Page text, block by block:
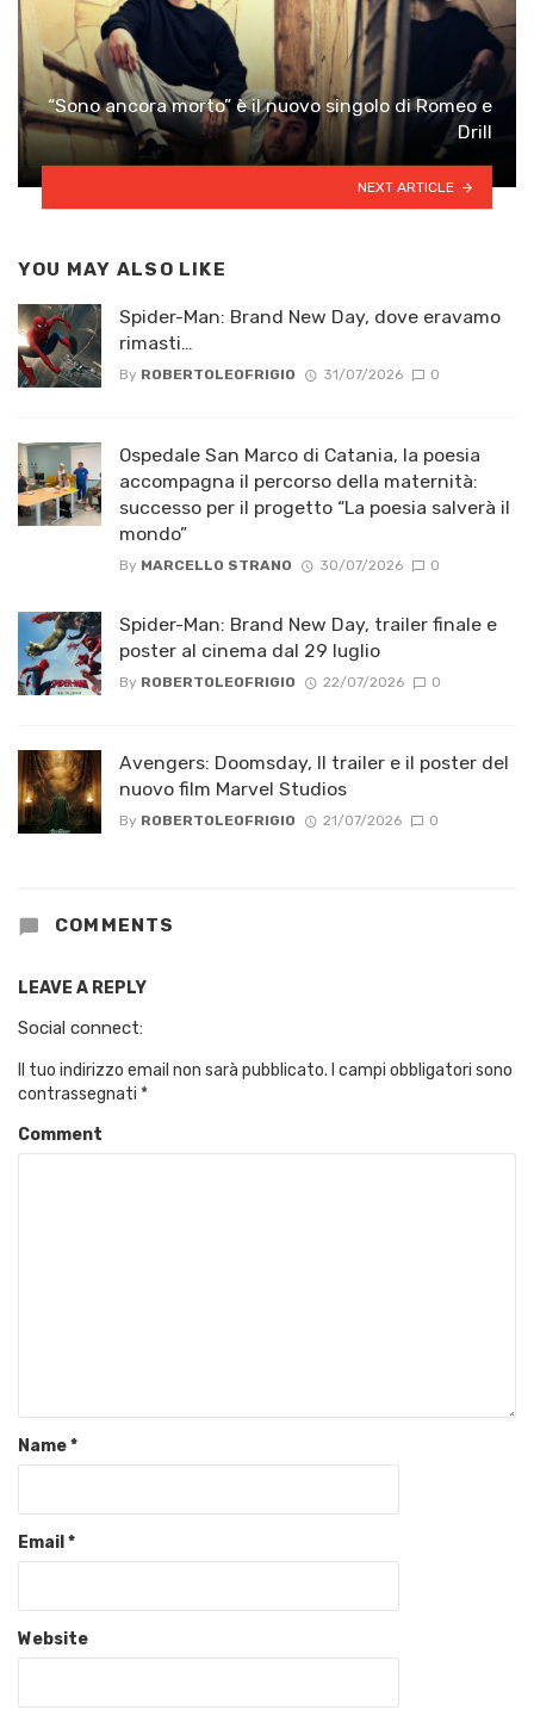
“Sono ancora morto” è il nuovo singolo di Romeo e
Drill
NEXT ARTICLE
YOU MAY ALSO LIKE
Spider-Man: Brand New Day, dove eravamo
rimasti…
By ROBERTOLEOFRIGIO 31/07/2026 0
Ospedale San Marco di Catania, la poesia
accompagna il percorso della maternità:
successo per il progetto “La poesia salverà il
mondo”
By MARCELLO STRANO 30/07/2026 0
Spider-Man: Brand New Day, trailer finale e
poster al cinema dal 29 luglio
By ROBERTOLEOFRIGIO 22/07/2026 0
Avengers: Doomsday, Il trailer e il poster del
nuovo film Marvel Studios
By ROBERTOLEOFRIGIO 21/07/2026 0
COMMENTS
LEAVE A REPLY
Social connect:
Il tuo indirizzo email non sarà pubblicato. I campi obbligatori sono
contrassegnati *
Comment
Name*
Email *
Website